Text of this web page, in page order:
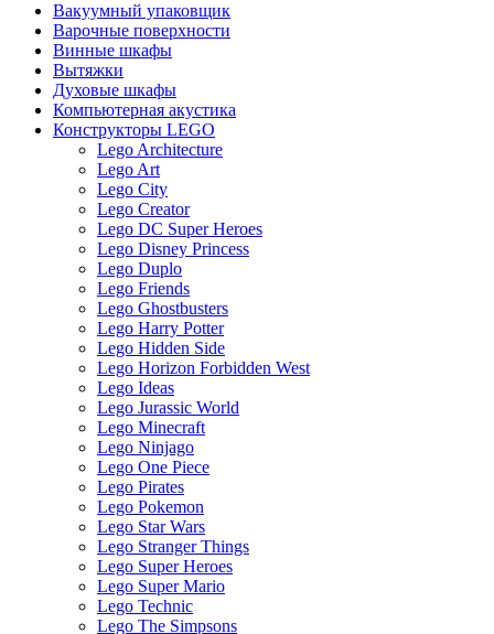
Вакуумный упаковщик
Варочные поверхности
Винные шкафы
Вытяжки
Духовые шкафы
Компьютерная акустика
Конструкторы LEGO
Lego Architecture
Lego Art
Lego City
Lego Creator
Lego DC Super Heroes
Lego Disney Princess
Lego Duplo
Lego Friends
Lego Ghostbusters
Lego Harry Potter
Lego Hidden Side
Lego Horizon Forbidden West
Lego Ideas
Lego Jurassic World
Lego Minecraft
Lego Ninjago
Lego One Piece
Lego Pirates
Lego Pokemon
Lego Star Wars
Lego Stranger Things
Lego Super Heroes
Lego Super Mario
Lego Technic
Lego The Simpsons